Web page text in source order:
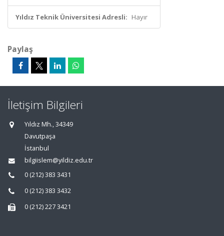
Yıldız Teknik Üniversitesi Adresli: Hayır
Paylaş
İletişim Bilgileri
Yıldız Mh., 34349
Davutpaşa
İstanbul
bilgiislem@yildiz.edu.tr
0 (212) 383 3431
0 (212) 383 3432
0 (212) 227 3421